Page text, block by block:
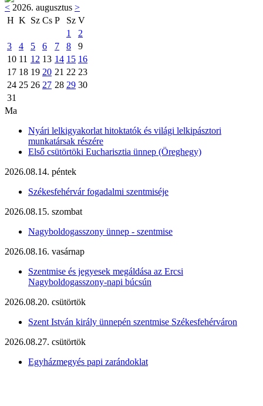
< 2026. augusztus >
H K Sz Cs P Sz V
1
2
3
4 5 6 7 8
9
10 11 12 13 14 15 16
17 18 19 20 21 22 23
24 25 26 27 28 29 30
31
Ma
Nyári lelkigyakorlat hitoktatók és világi lelkipásztori
munkatársak részére
Első csütörtöki Eucharisztia ünnep (Öreghegy)
2026.08.14. péntek
Székesfehérvár fogadalmi szentmiséje
2026.08.15. szombat
Nagyboldogasszony ünnep - szentmise
2026.08.16. vasárnap
Szentmise és jegyesek megáldása az Ercsi
Nagyboldogasszony-napi búcsún
2026.08.20. csütörtök
Szent István király ünnepén szentmise Székesfehérváron
2026.08.27. csütörtök
Egyházmegyés papi zarándoklat